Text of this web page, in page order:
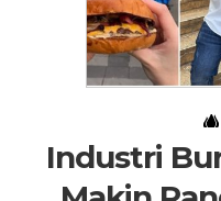
Industri